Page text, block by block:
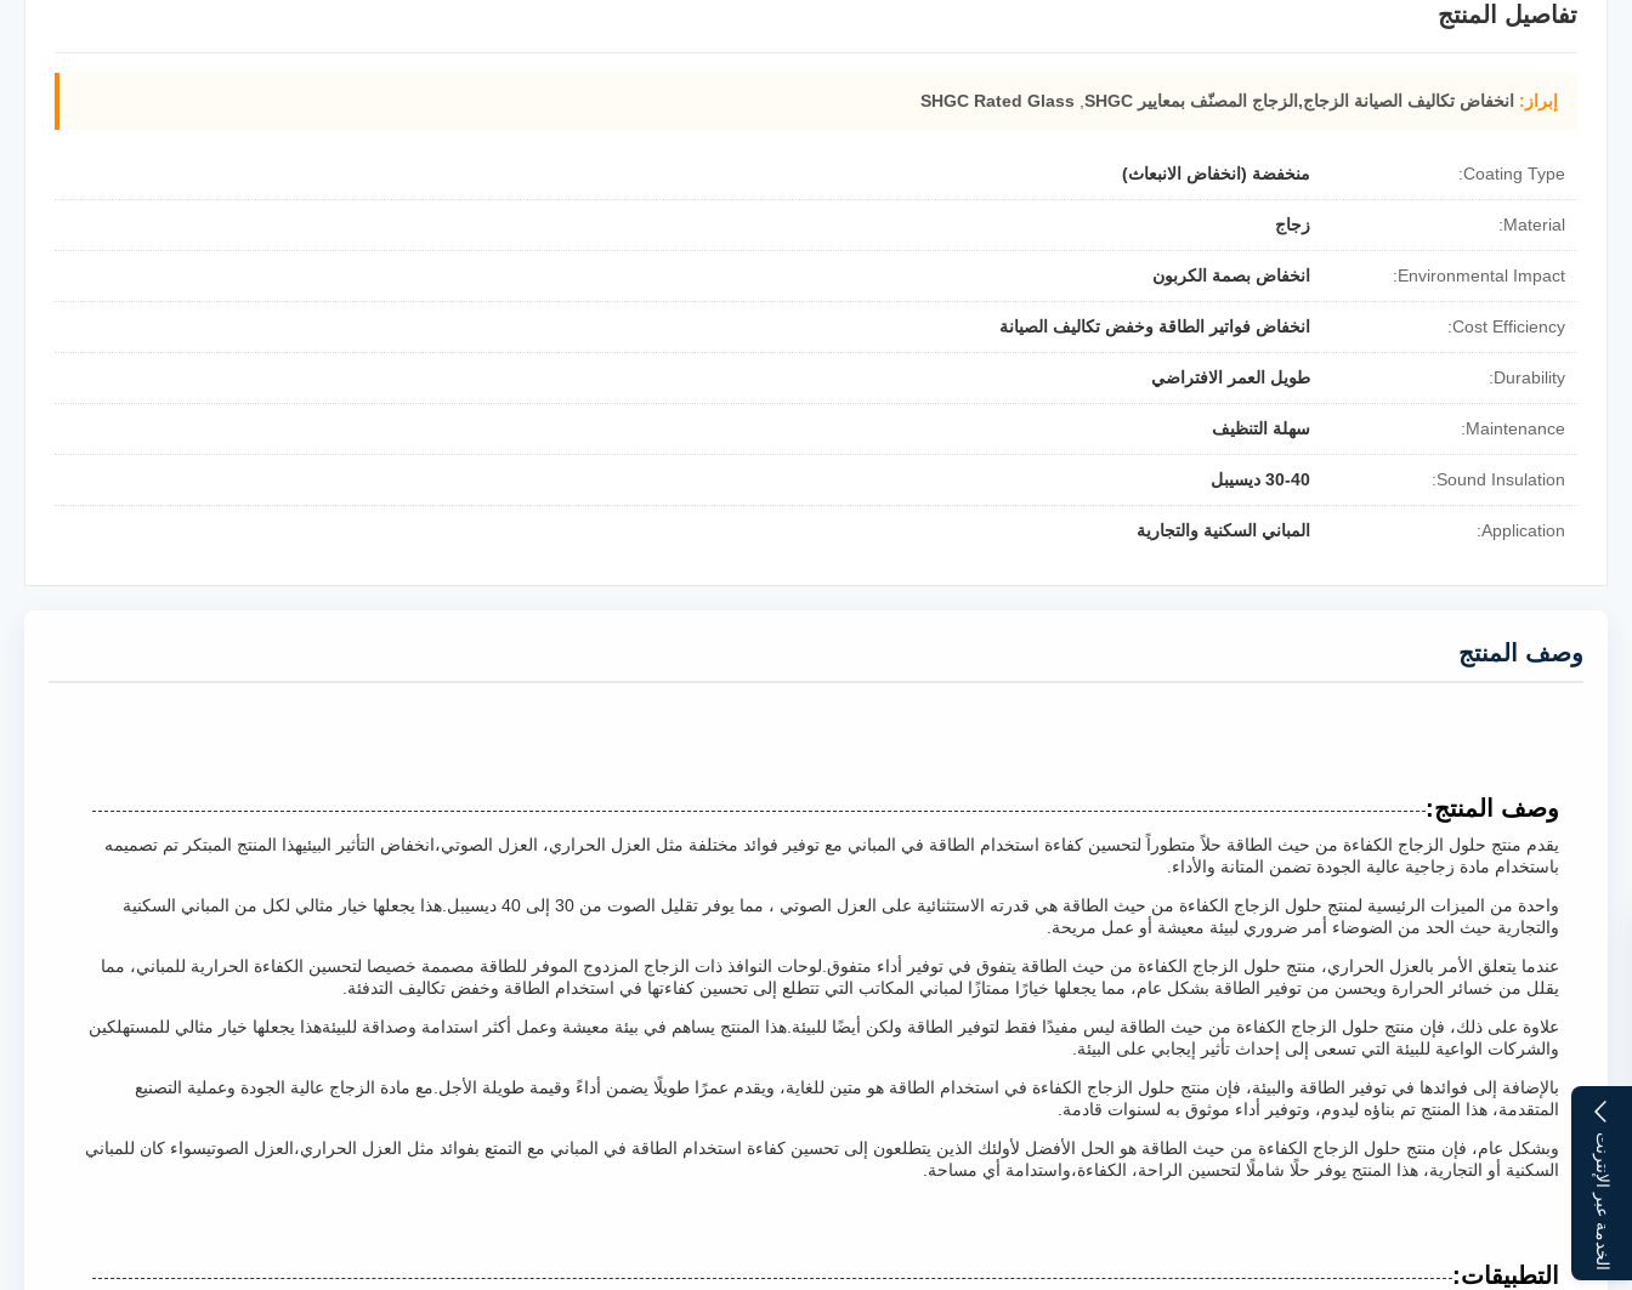
الخدمة عبر الإنترنت
تفاصيل المنتج
إبراز: انخفاض تكاليف الصيانة الزجاج,الزجاج المصنّف بمعايير SHGC SHGC Rated Glass
Coating Type: منخفضة (انخفاض الانبعاث)
Material: زجاج
Environmental Impact: انخفاض بصمة الكربون
Cost Efficiency: انخفاض فواتير الطاقة وخفض تكاليف الصيانة
Durability: طويل العمر الافتراضي
Maintenance: سهلة التنظيف
Sound Insulation: 30-40 ديسيبل
Application: المباني السكنية والتجارية
وصف المنتج
وصف المنتج:
يقدم منتج حلول الزجاج الكفاءة من حيث الطاقة حلاً متطوراً لتحسين كفاءة استخدام الطاقة في المباني مع توفير فوائد مختلفة مثل العزل الحراري، العزل الصوتي،انخفاض التأثير البيئيهذا المنتج المبتكر تم تصميمه
باستخدام مادة زجاجية عالية الجودة تضمن المتانة والأداء.
واحدة من الميزات الرئيسية لمنتج حلول الزجاج الكفاءة من حيث الطاقة هي قدرته الاستثنائية على العزل الصوتي ، مما يوفر تقليل الصوت من 30 إلى 40 ديسيبل.هذا يجعلها خيار مثالي لكل من المباني السكنية
والتجارية حيث الحد من الضوضاء أمر ضروري لبيئة معيشة أو عمل مريحة.
عندما يتعلق الأمر بالعزل الحراري، منتج حلول الزجاج الكفاءة من حيث الطاقة يتفوق في توفير أداء متفوق.لوحات النوافذ ذات الزجاج المزدوج الموفر للطاقة مصممة خصيصا لتحسين الكفاءة الحرارية للمباني، مما
يقلل من خسائر الحرارة ويحسن من توفير الطاقة بشكل عام، مما يجعلها خيارًا ممتازًا لمباني المكاتب التي تتطلع إلى تحسين كفاءتها في استخدام الطاقة وخفض تكاليف التدفئة.
علاوة على ذلك، فإن منتج حلول الزجاج الكفاءة من حيث الطاقة ليس مفيدًا فقط لتوفير الطاقة ولكن أيضًا للبيئة.هذا المنتج يساهم في بيئة معيشة وعمل أكثر استدامة وصداقة للبيئةهذا يجعلها خيار مثالي للمستهلكين
والشركات الواعية للبيئة التي تسعى إلى إحداث تأثير إيجابي على البيئة.
بالإضافة إلى فوائدها في توفير الطاقة والبيئة، فإن منتج حلول الزجاج الكفاءة في استخدام الطاقة هو متين للغاية، ويقدم عمرًا طويلًا يضمن أداءً وقيمة طويلة الأجل.مع مادة الزجاج عالية الجودة وعملية التصنيع
المتقدمة، هذا المنتج تم بناؤه ليدوم، وتوفير أداء موثوق به لسنوات قادمة.
وبشكل عام، فإن منتج حلول الزجاج الكفاءة من حيث الطاقة هو الحل الأفضل لأولئك الذين يتطلعون إلى تحسين كفاءة استخدام الطاقة في المباني مع التمتع بفوائد مثل العزل الحراري،العزل الصوتيسواء كان للمباني
السكنية أو التجارية، هذا المنتج يوفر حلًا شاملًا لتحسين الراحة، الكفاءة،واستدامة أي مساحة.
التطبيقات: